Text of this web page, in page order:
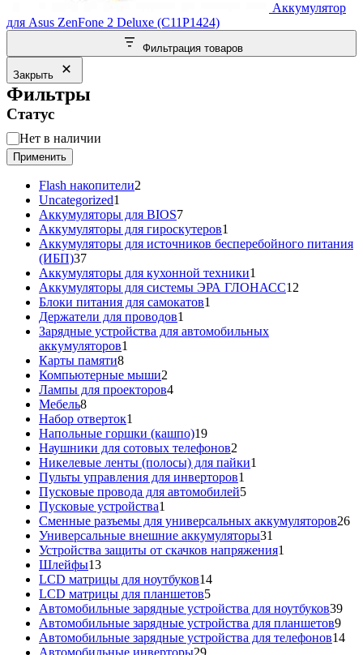
Аккумулятор
для Asus ZenFone 2 Deluxe (C11P1424)
Фильтрация товаров
Закрыть
Фильтры
Статус
Статус
Нет в наличии
Применить
Flash накопители2
Uncategorized1
товар
Аккумуляторы для BIOS77
товаров
Аккумуляторы для гироскутеров1
товар
Аккумуляторы для источников бесперебойного питания
(ИБП)3737
товаров
Аккумуляторы для кухонной техники1
товар
Аккумуляторы для системы ЭРА ГЛОНАСС12
Блоки питания для самокатов1
Держатели для проводов1
товар
Зарядные устройства для автомобильных
аккумуляторов1
Карты памяти88
товаров
Компьютерные мыши2
товара
Лампы для проекторов44
Мебель88
товаров
Набор отверток1
товар
Напольные горшки (кашпо)1919
товаров
Наушники для сотовых телефонов2
товара
Никелевые ленты (полосы) для пайки1
Пульты управления для инверторов1
товар
Пусковые провода для автомобилей55
Пусковые устройства1
товар
Сменные разъемы для универсальных аккумуляторов2626
Универсальные внешние аккумуляторы31
товар
Устройства защиты от скачков напряжения1
Шлейфы1313
товаров
LCD матрицы для ноутбуков1414
LCD матрицы для планшетов55
товаров
Автомобильные зарядные устройства для ноутбуков3939
Автомобильные зарядные устройства для планшетов99
Автомобильные зарядные устройства для телефонов1414
29